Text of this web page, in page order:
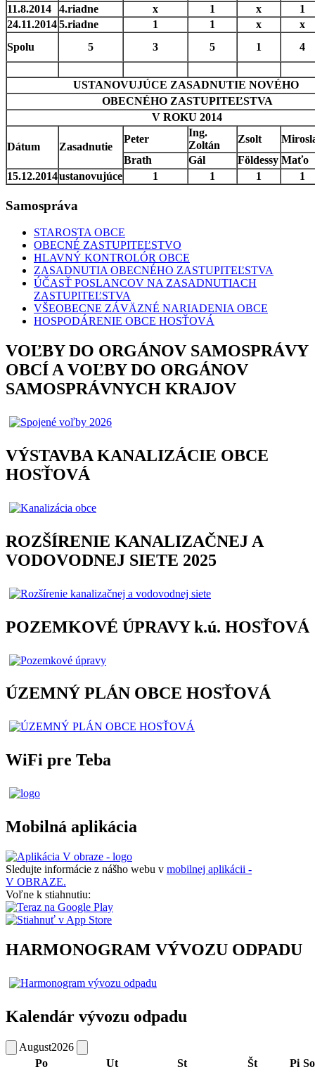
11.8.2014
4.riadne x 1 x
1
24.11.20145.riadne 1 1 x
x
Spolu
5 3 5 1 4
USTANOVUJÚCE ZASADNUTIE NOVÉHO
OBECNÉHO ZASTUPITEĽSTVA
V ROKU 2014
Dátum Zasadnutie
Peter
Ing.
Zoltán
Zsolt
Brath
Gál Földessy Maťo
15.12.2014ustanovujúce 1 1 1 1
Samospráva
STAROSTA OBCE
OBECNÉ ZASTUPITEĽSTVO
HLAVNÝ KONTROLÓR OBCE
ZASADNUTIA OBECNÉHO ZASTUPITEĽSTVA
ÚČASŤ POSLANCOV NA ZASADNUTIACH
ZASTUPITEĽSTVA
VŠEOBECNE ZÁVÄZNÉ NARIADENIA OBCE
HOSPODÁRENIE OBCE HOSŤOVÁ
VOĽBY DO ORGÁNOV SAMOSPRÁVY
OBCÍ A VOĽBY DO ORGÁNOV
SAMOSPRÁVNYCH KRAJOV
VÝSTAVBA KANALIZÁCIE OBCE
HOSŤOVÁ
ROZŠÍRENIE KANALIZAČNEJ A
VODOVODNEJ SIETE 2025
POZEMKOVÉ ÚPRAVY k.ú. HOSŤOVÁ
ÚZEMNÝ PLÁN OBCE HOSŤOVÁ
WiFi pre Teba
Mobilná aplikácia
Sledujte informácie z nášho webu v mobilnej aplikácii -
V OBRAZE.
Voľne k stiahnutiu:
HARMONOGRAM VÝVOZU ODPADU
Kalendár vývozu odpadu
August2026
Po
Ut St Št Pi So